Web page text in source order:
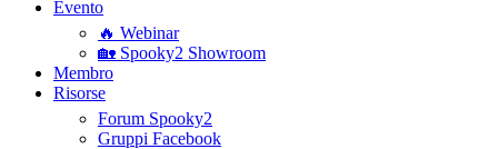
Evento
🔥 Webinar
🏡 Spooky2 Showroom
Membro
Risorse
Forum Spooky2
Gruppi Facebook